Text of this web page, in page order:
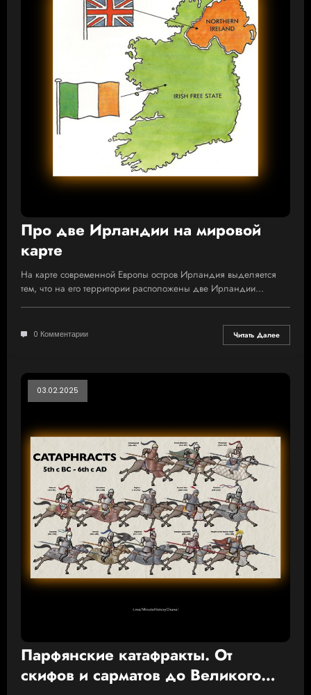
Про две Ирландии на мировой
карте
На карте современной Европы остров Ирландия выделяется
тем, что на его территории расположены две Ирландии…
0 Комментарии Читать Далее
03.02.2025
Парфянские катафракты. От
скифов и сарматов до Великого